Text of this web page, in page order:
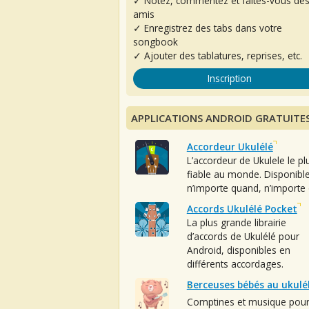
amis
✓ Enregistrez des tabs dans votre
songbook
✓ Ajouter des tablatures, reprises, etc.
Inscription
APPLICATIONS ANDROID
Accordeur Ukulélé
L’accordeur de Ukulele le
fiable au monde. Disponible
n’importe quand, n’importe
Accords Ukulélé Pocket
La plus grande librairie
d’accords de Ukulélé pour
Android, disponibles en
différents accordages.
Berceuses bébés au
Comptines et musique pour